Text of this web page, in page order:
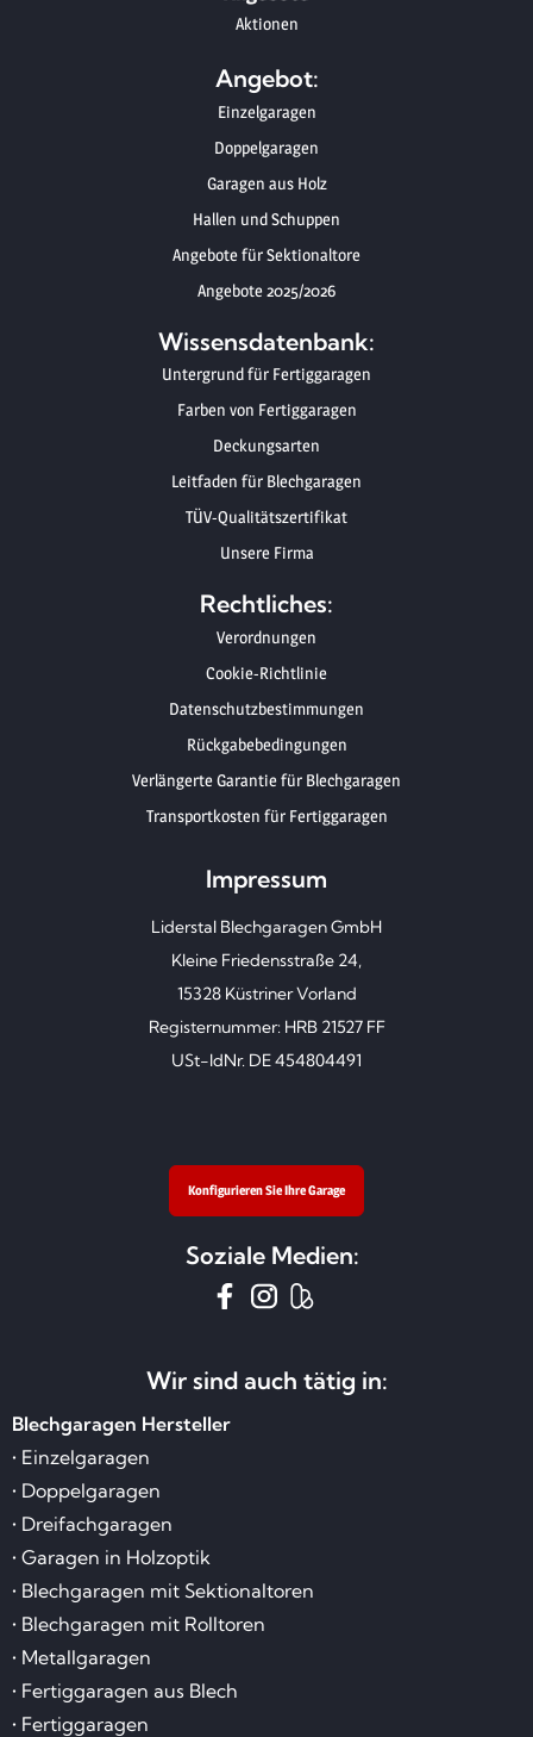
Aktionen
Angebot:
Einzelgaragen
Doppelgaragen
Garagen aus Holz
Hallen und Schuppen
Angebote für Sektionaltore
Angebote 2025/2026
Wissensdatenbank:
Untergrund für Fertiggaragen
Farben von Fertiggaragen
Deckungsarten
Leitfaden für Blechgaragen
TÜV-Qualitätszertifikat
Unsere Firma
Rechtliches:
Verordnungen
Cookie-Richtlinie
Datenschutzbestimmungen
Rückgabebedingungen
Verlängerte Garantie für Blechgaragen
Transportkosten für Fertiggaragen
Impressum
Liderstal Blechgaragen GmbH
Kleine Friedensstraße 24,
15328 Küstriner Vorland
Registernummer: HRB 21527 FF
USt-IdNr. DE 454804491
Konfigurieren Sie Ihre Garage
Soziale Medien:
Wir sind auch tätig in:
Blechgaragen Hersteller
• Einzelgaragen
• Doppelgaragen
• Dreifachgaragen
• Garagen in Holzoptik
• Blechgaragen mit Sektionaltoren
• Blechgaragen mit Rolltoren
• Metallgaragen
• Fertiggaragen aus Blech
• Fertiggaragen